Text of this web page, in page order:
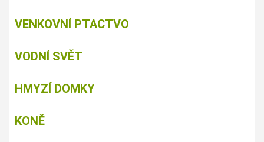
VENKOVNÍ PTACTVO
VODNÍ SVĚT
HMYZÍ DOMKY
KONĚ